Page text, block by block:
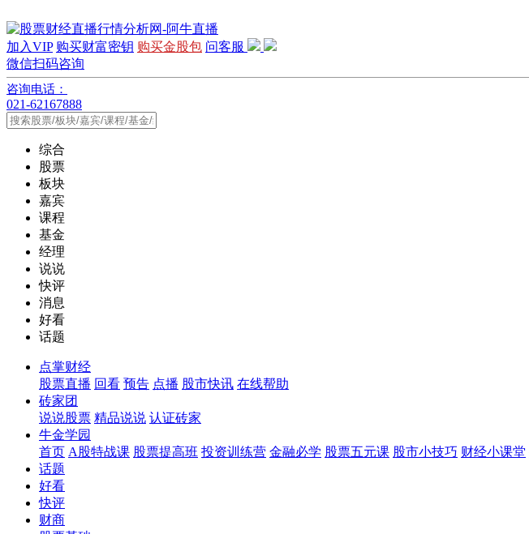
加入VIP 购买财富密钥 购买金股包 问客服
微信扫码咨询
咨询电话：
021-62167888
综合
股票
板块
嘉宾
课程
基金
经理
说说
快评
消息
好看
话题
点掌财经
股票直播 回看 预告 点播 股市快讯 在线帮助
砖家团
说说股票 精品说说 认证砖家
牛金学园
首页 A股特战课 股票提高班 投资训练营 金融必学 股票五元课 股市小技巧 财经小课堂
话题
好看
快评
财商